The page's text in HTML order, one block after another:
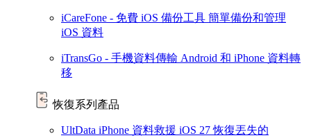
iCareFone - 免費 iOS 備份工具 簡單備份和管理
iOS 資料
iTransGo - 手機資料傳輸 Android 和 iPhone 資料轉
移
恢復系列產品
UltData iPhone 資料救援 iOS 27 恢復丟失的